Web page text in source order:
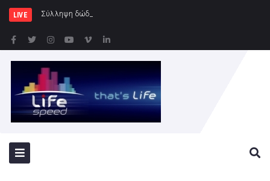
LIVE Σύλληψη δώδεκα ατόμων κατά τη δι